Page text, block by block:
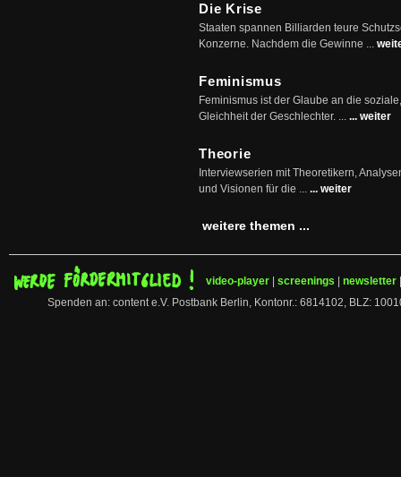
Die Krise
Staaten spannen Billiarden teure
Konzerne. Nachdem die Gewinne ...
Feminismus
Feminismus ist der Glaube an die
Gleichheit der Geschlechter. ... ... weiter
Theorie
Interviewserien mit Theoretikern,
und Visionen für die ... ... weiter
weitere themen ...
video-player screenings newsletter
Spenden an: content e.V. Postbank Berlin, Kontonr.: 6814102, BLZ: